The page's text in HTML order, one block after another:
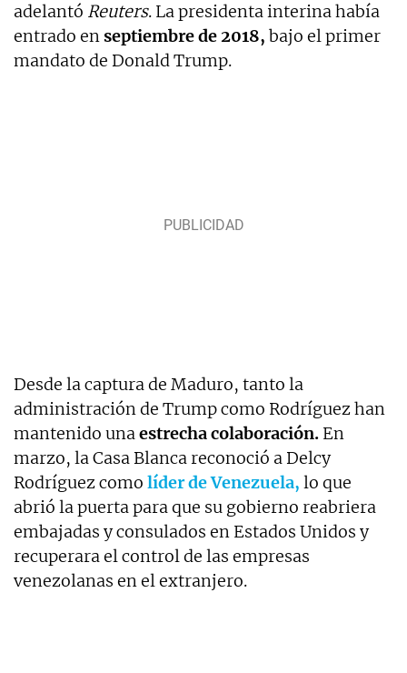
adelantó Reuters. La presidenta interina había
entrado enseptiembre de 2018, bajo el primer
mandato de Donald Trump.
Desde la captura de Maduro, tanto la
administración de Trump como Rodríguez han
mantenido unaestrecha colaboración. En
marzo, la Casa Blanca reconoció a Delcy
Rodríguez como líder de Venezuela, lo que
abrió la puerta para que su gobierno reabriera
embajadas y consulados en Estados Unidos y
recuperara el control de las empresas
venezolanas en el extranjero.